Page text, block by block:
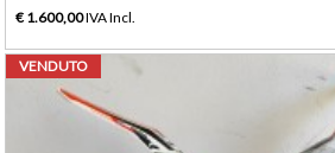
€ 1.600,00IVA Incl.
VENDUTO